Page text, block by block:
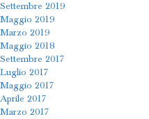
Settembre 2019
Maggio 2019
Marzo 2019
Maggio 2018
Settembre 2017
Luglio 2017
Maggio 2017
Aprile 2017
Marzo 2017